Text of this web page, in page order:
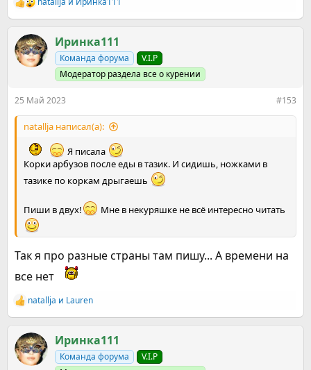
Р
е
к
ц
и
Иринка111
Команда форума
V.I.P
Модератор раздела все о курении
25 Май 2023 #153
natallja написал(а):
Я писала
Корки арбузов после еды в тазик. И сидишь, ножками в
тазике по коркам дрыгаешь
Пиши в двух! Мне в некуряшке не всё интересно читать
Так я про разные страны там пишу... А времени на
все нет
Р
е
к
ц
и
natallja и Lauren
Иринка111
Команда форума
V.I.P